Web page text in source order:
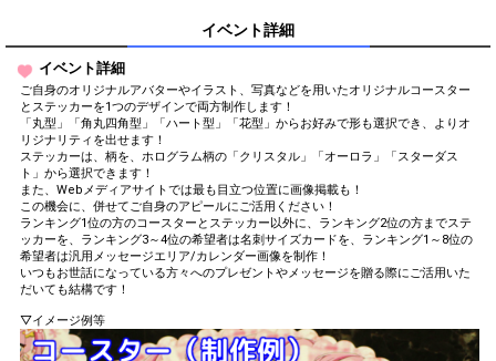
To cheer on performers, you can
send them gifts.
To send performers paid items,
you must use Show Gold.
Close
イベント詳細
イベント詳細
ご自身のオリジナルアバターやイラスト、写真などを用いたオリジナルコースター
とステッカーを1つのデザインで両方制作します！
「丸型」「角丸四角型」「ハート型」「花型」からお好みで形も選択でき、よりオ
リジナリティを出せます！
ステッカーは、柄を、ホログラム柄の「クリスタル」「オーロラ」「スターダス
ト」から選択できます！
また、Webメディアサイトでは最も目立つ位置に画像掲載も！
この機会に、併せてご自身のアピールにご活用ください！
ランキング1位の方のコースターとステッカー以外に、ランキング2位の方までステ
ッカーを、ランキング3～4位の希望者は名刺サイズカードを、ランキング1～8位の
希望者は汎用メッセージエリア/カレンダー画像を制作！
いつもお世話になっている方々へのプレゼントやメッセージを贈る際にご活用いた
だいても結構です！
▽イメージ例等